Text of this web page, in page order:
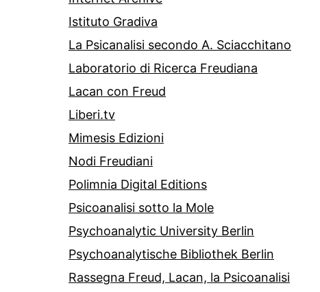
Istituto Gradiva
La Psicanalisi secondo A. Sciacchitano
Laboratorio di Ricerca Freudiana
Lacan con Freud
Liberi.tv
Mimesis Edizioni
Nodi Freudiani
Polimnia Digital Editions
Psicoanalisi sotto la Mole
Psychoanalytic University Berlin
Psychoanalytische Bibliothek Berlin
Rassegna Freud, Lacan, la Psicoanalisi